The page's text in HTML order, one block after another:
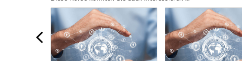
Uber Weiterbildungsvorschläge